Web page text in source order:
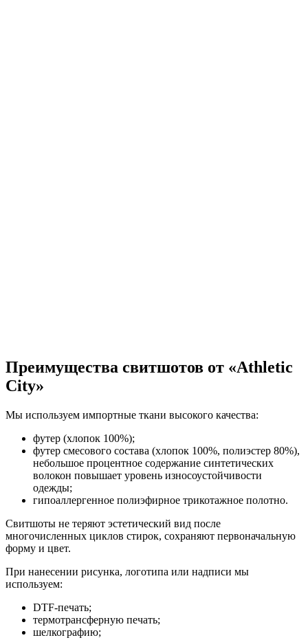
Преимущества свитшотов от «Athletic
City»
Мы используем импортные ткани высокого качества:
футер (хлопок 100%);
футер смесового состава (хлопок 100%, полиэстер 80%),
небольшое процентное содержание синтетических
волокон повышает уровень износоустойчивости
одежды;
гипоаллергенное полиэфирное трикотажное полотно.
Свитшоты не теряют эстетический вид после
многочисленных циклов стирок, сохраняют первоначальную
форму и цвет.
При нанесении рисунка, логотипа или надписи мы
используем:
DTF-печать;
термотрансферную печать;
шелкографию;